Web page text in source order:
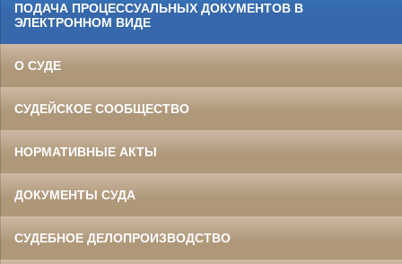
ПОДАЧА ПРОЦЕССУАЛЬНЫХ ДОКУМЕНТОВ В
ЭЛЕКТРОННОМ ВИДЕ
О СУДЕ
СУДЕЙСКОЕ СООБЩЕСТВО
НОРМАТИВНЫЕ АКТЫ
ДОКУМЕНТЫ СУДА
СУДЕБНОЕ ДЕЛОПРОИЗВОДСТВО